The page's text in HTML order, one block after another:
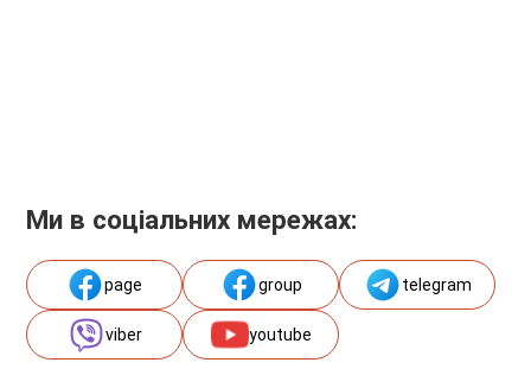
Ми в соціальних мережах:
page group telegram
viber youtube